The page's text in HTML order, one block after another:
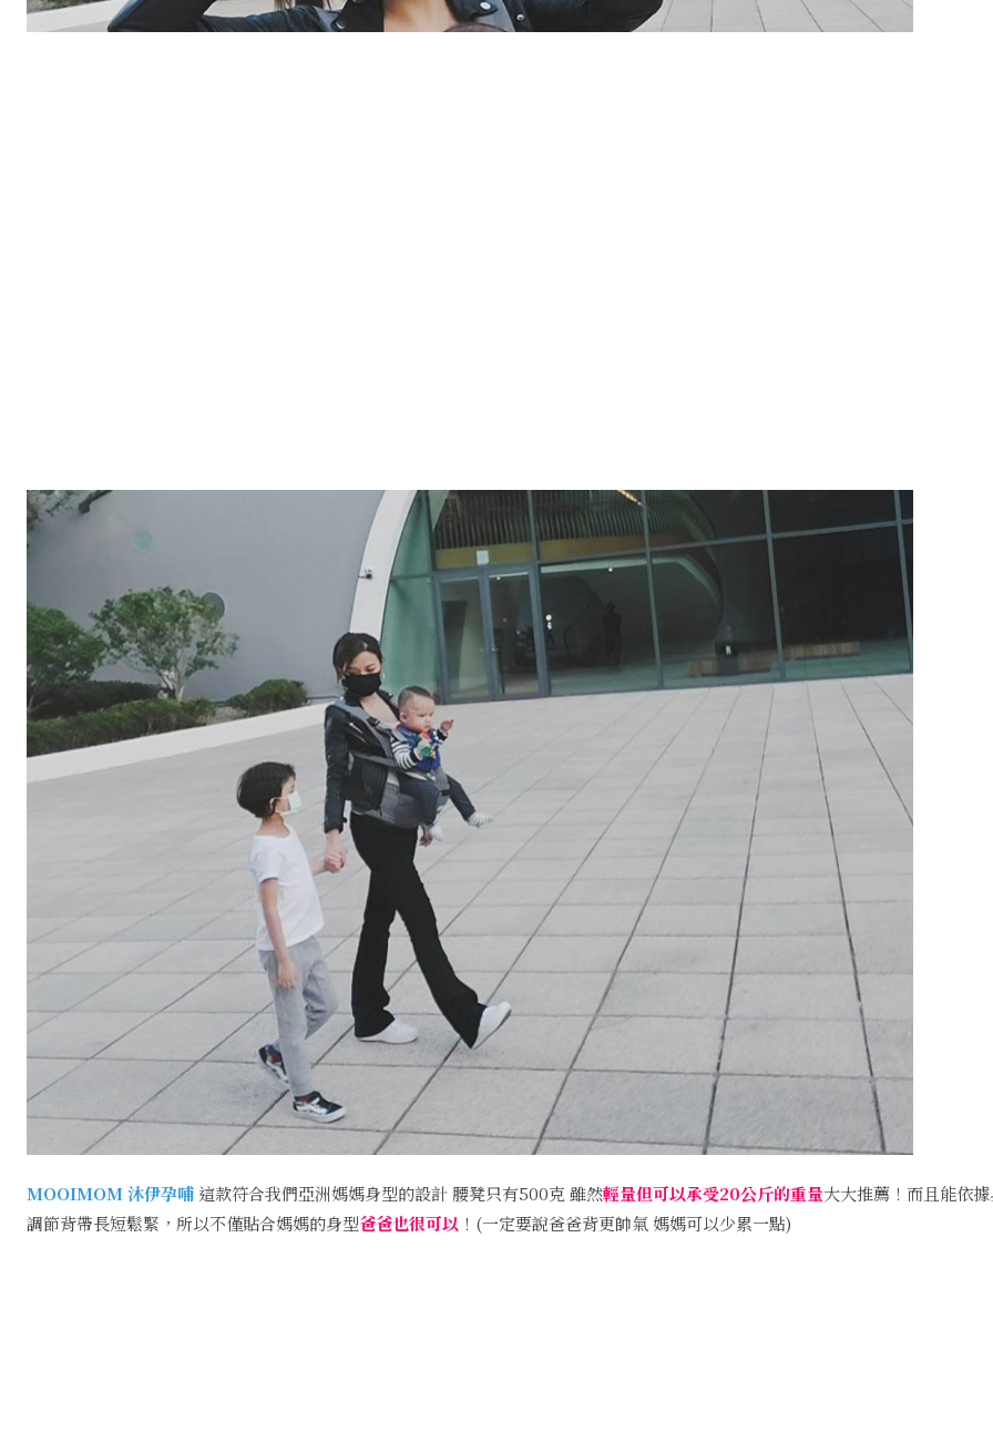
MOOIMOM 沐伊孕哺 這款符合我們亞洲媽媽身型的設計 腰凳只有500克 雖然輕量但可以承受20公斤的重量大大推薦！而且能依
調節背帶長短鬆緊，所以不僅貼合媽媽的身型爸爸也很可以 ！(一定要說爸爸背更帥氣 媽媽可以少累一點)